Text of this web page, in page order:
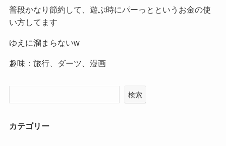
普段かなり節約して、遊ぶ時にパーっとというお金の使
い方してます
ゆえに溜まらないw
趣味：旅行、ダーツ、漫画
検索
カテゴリー